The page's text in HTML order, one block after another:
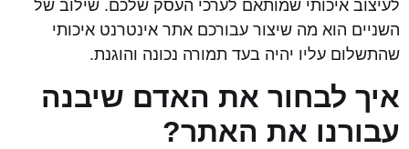
לעיצוב איכותי שמותאם לערכי העסק שלכם. שילוב של
השניים הוא מה שיצור עבורכם אתר אינטרנט איכותי
שהתשלום עליו יהיה בעד תמורה נכונה והוגנת.
איך לבחור את האדם שיבנה
עבורנו את האתר?